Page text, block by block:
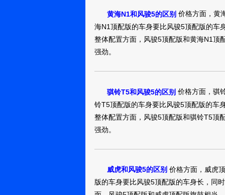
轿车般的舒适性
面的能力还强
一直来也是不错
买车之前也去看
等等比较实用的
足家用和商用，
起步和加速方面
的助力，可以轻
看。。。。。。
贵阳：我爱看
汽车9457
风骏52013款
怎么样
情，就毫不犹豫
行，不巧的是，
不知道咋办了。
售员冒雨来找我
是，人都是将心
的对待你！！
济南：
YCAPP171028CDDOY
怎么样
真实油耗：7.2L/
通化：哈工大
集团
真实油耗：7.0L/
黄海N1和风骏5的区别 价格方面，黄
海N1顶配版的车身要比风骏5顶配版的车
整体配置方面，风骏5顶配版和黄海N1顶
强劲。
骐铃T5和风骏5的区别 价格方面，骐
铃T5顶配版的车身要比风骏5顶配版的车
整体配置方面，风骏5顶配版和骐铃T5顶
强劲。
威虎和风骏5的区别 价格方面，威虎
版的车身要比风骏5顶配版的车身长，同